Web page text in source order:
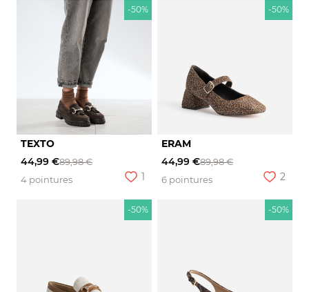
-50%
TEXTO
44,99 €89,98 €
4 pointures
1
-50%
ERAM
44,99 €89,98 €
6 pointures
2
-50% -50%